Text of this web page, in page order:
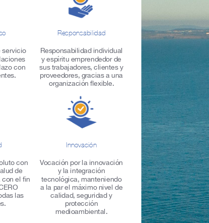
servicio
con
Responsabilidad
Responsabilidad individual
y espíritu emprendedor de
sus trabajadores, clientes y
proveedores, gracias a una
organización flexible.
con
de
con el fin
las
Innovación
Vocación por la innovación
y la integración
tecnológica, manteniendo
a la par el máximo nivel de
calidad, seguridad y
protección
medioambiental.